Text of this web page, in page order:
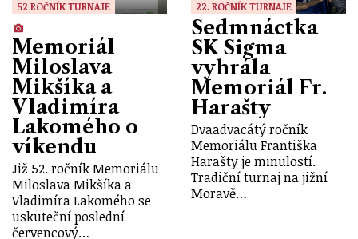
52 ROČNÍK TURNAJE
Memoriál
Miloslava
Mikšíka a
Vladimíra
Lakomého o
víkendu
Již 52. ročník Memoriálu
Miloslava Mikšíka a
Vladimíra Lakomého se
uskuteční poslední
červencový…
22. ROČNÍK TURNAJE
Sedmnáctka
SK Sigma
vyhrála
Memoriál Fr.
Harašty
Dvaadvacátý ročník
Memoriálu Františka
Harašty je minulostí.
Tradiční turnaj na jižní
Moravě…